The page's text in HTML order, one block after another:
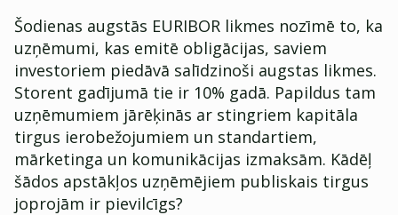
Šodienas augstās EURIBOR likmes nozīmē to, ka
uzņēmumi, kas emitē obligācijas, saviem
investoriem piedāvā salīdzinoši augstas likmes.
Storent gadījumā tie ir 10% gadā. Papildus tam
uzņēmumiem jārēķinās ar stingriem kapitāla
tirgus ierobežojumiem un standartiem,
mārketinga un komunikācijas izmaksām. Kādēļ
šādos apstākļos uzņēmējiem publiskais tirgus
joprojām ir pievilcīgs?